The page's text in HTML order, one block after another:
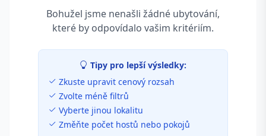
Bohužel jsme nenašli žádné ubytování,
které by odpovídalo vašim kritériím.
Tipy pro lepší výsledky:
Zkuste upravit cenový rozsah
Zvolte méně filtrů
Vyberte jinou lokalitu
Změňte počet hostů nebo pokojů